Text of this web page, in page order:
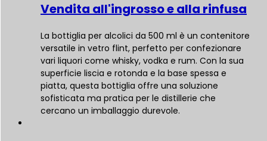
Vendita all'ingrosso e alla rinfusa
La bottiglia per alcolici da 500 ml è un contenitore
versatile in vetro flint, perfetto per confezionare
vari liquori come whisky, vodka e rum. Con la sua
superficie liscia e rotonda e la base spessa e
piatta, questa bottiglia offre una soluzione
sofisticata ma pratica per le distillerie che
cercano un imballaggio durevole.